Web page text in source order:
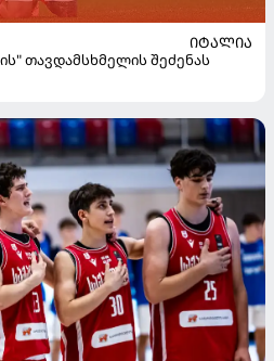
ᲘᲢᲐᲚᲘᲐ
თავდამსხმელის შეძენას